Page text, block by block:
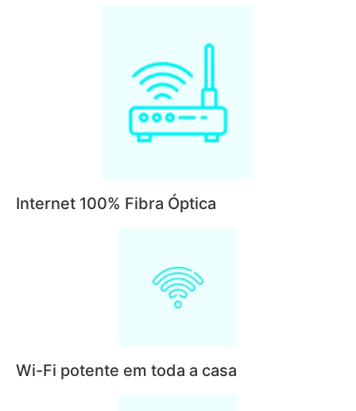
Internet 100% Fibra Óptica
Wi-Fi potente em toda a casa